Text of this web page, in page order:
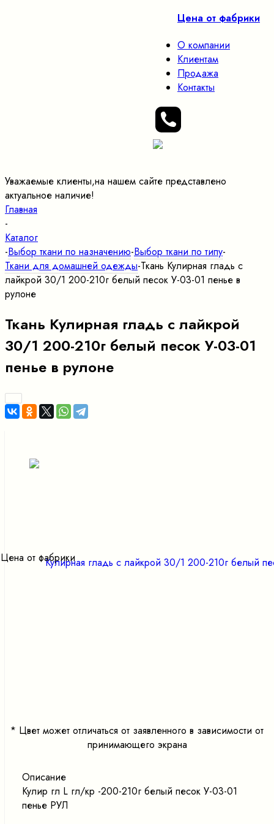
Цена от фабрики
О компании
Клиентам
Продажа
Контакты
Уважаемые клиенты,на нашем сайте представлено
актуальное наличие!
Главная
-
Каталог
-Выбор ткани по назначению-Выбор ткани по типу-
Ткани для домашней одежды-Ткань Кулирная гладь с
лайкрой 30/1 200-210г белый песок У-03-01 пенье в
рулоне
Ткань Кулирная гладь с лайкрой
30/1 200-210г белый песок У-03-01
пенье в рулоне
Цена от фабрики
* Цвет может отличаться от заявленного в зависимости от
принимающего экрана
Описание
Кулир гл L гл/кр -200-210г белый песок У-03-01
пенье РУЛ